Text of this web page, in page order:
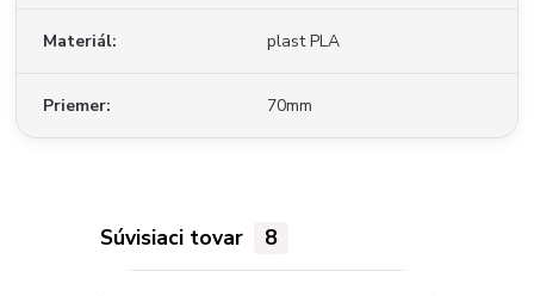
Materiál plast PLA
Priemer 70mm
Súvisiaci tovar 8